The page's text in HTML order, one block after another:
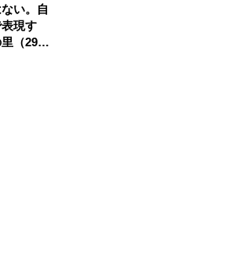
ない。自
現す
（29
様